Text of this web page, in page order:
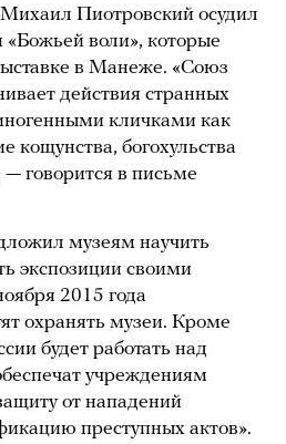
Пиотровский осудил
воли», которые
в Манеже. «Союз
действия странных
кличками как
кощунства, богохульства
говорится в письме
музеям научить
экспозиции своими
2015 года
охранять музеи. Кроме
будет работать над
учреждениям
от нападений
преступных актов».